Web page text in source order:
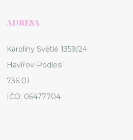
ADRESA
Karolíny Světlé 1359/24
Havířov-Podlesí
736 01
IČO: 06477704